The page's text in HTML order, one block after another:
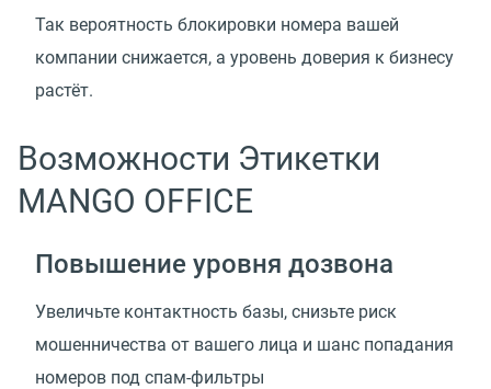
Так вероятность блокировки номера вашей
компании снижается, а уровень доверия к бизнесу
растёт.
Возможности Этикетки
MANGO OFFICE
Повышение уровня дозвона
Увеличьте контактность базы, снизьте риск
мошенничества от вашего лица и шанс попадания
номеров под спам-фильтры